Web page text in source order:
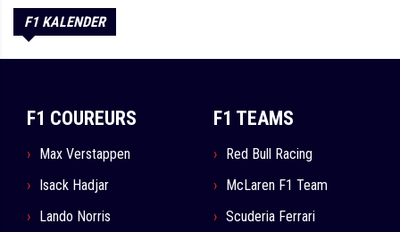
F1 KALENDER
F1 COUREURS
Max Verstappen
Isack Hadjar
Lando Norris
F1 TEAMS
Red Bull Racing
McLaren F1 Team
Scuderia Ferrari